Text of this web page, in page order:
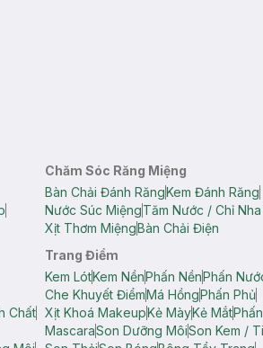
Chăm Sóc Răng Miệng
Bàn Chải Đánh RăngKem Đánh Răng
Nước Súc MiệngTăm Nước / Chỉ
Xịt Thơm MiệngBàn Chải Điện
Chất
Trang Điểm
Kem LótKem NềnPhấn NềnPhấn
Che Khuyết ĐiểmMá HồngPhấn Phủ
Xịt Khoá MakeupKẻ MàyKẻ Mắt
MascaraSon Dưỡng MôiSon Kem /